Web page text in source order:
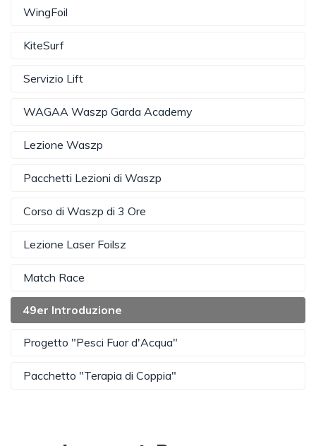
WingFoil
KiteSurf
Servizio Lift
WAGAA Waszp Garda Academy
Lezione Waszp
Pacchetti Lezioni di Waszp
Corso di Waszp di 3 Ore
Lezione Laser Foilsz
Match Race
49er Introduzione
Progetto "Pesci Fuor d'Acqua"
Pacchetto "Terapia di Coppia"